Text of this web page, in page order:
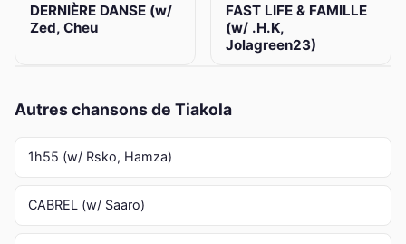
DERNIÈRE DANSE (w/
Zed, Cheu
FAST LIFE & FAMILLE
(w/ .H.K,
Jolagreen23)
Autres chansons de Tiakola
1h55 (w/ Rsko, Hamza)
CABREL (w/ Saaro)